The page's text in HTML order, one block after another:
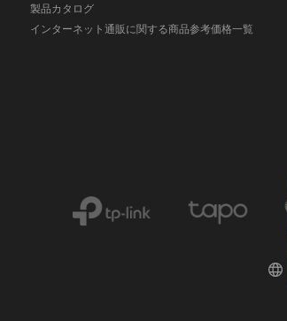
製品カタログ
インターネット通販に関する商品参考価格一覧